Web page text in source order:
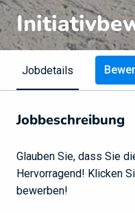
Jobdetails
Jobbeschreibung
Glauben Sie, dass Sie
Hervorragend! Klicken
bewerben!